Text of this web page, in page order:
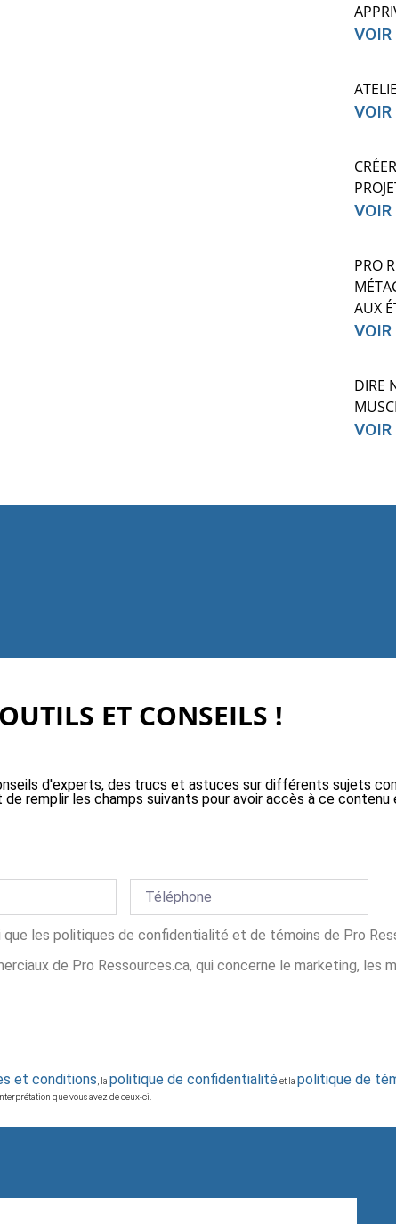
PRO
AUX
DIRE
ET CONSEILS !
d'experts, des trucs et astuces sur différents sujets
remplir les champs suivants pour avoir accès à ce
les politiques de confidentialité et de témoins de Pro
de Pro Ressources.ca, qui concerne le marketing, les
et conditions , la politique de confidentialitéet la politique de
que vous avez de ceux-ci.